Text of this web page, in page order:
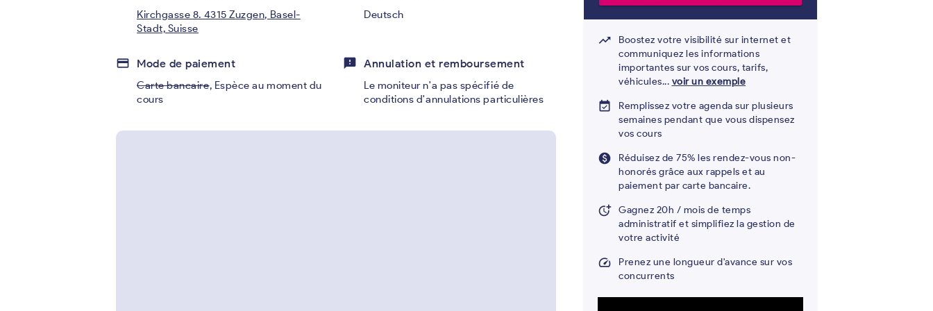
Kirchgasse 8. 4315 Zuzgen, Basel-
Stadt, Suisse
Deutsch
credit_card Mode de paiement
Carte bancaire, Espèce au moment du
cours
feedback Annulation et remboursement
Le moniteur n'a pas spécifié de
conditions d'annulations particulières
trending_up
Boostez votre visibilité sur internet et
communiquez les informations
importantes sur vos cours, tarifs,
véhicules... voir un exemple
event_available
Remplissez votre agenda sur plusieurs
semaines pendant que vous dispensez
vos cours
paid
Réduisez de 75% les rendez-vous non-
honorés grâce aux rappels et au
paiement par carte bancaire.
more_time Gagnez 20h / mois de temps
administratif et simplifiez la gestion de
votre activité
speed
Prenez une longueur d'avance sur vos
concurrents